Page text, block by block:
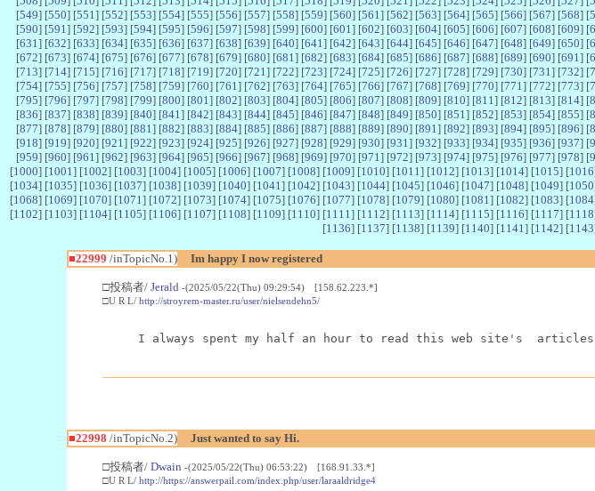
[549] [550] [551 ] [552] [553] [554] [555] [556] [557] [558] [559] [560] [561 ] [562] [563] [564] [565] [566] [567] [568] [
[590] [591 ] [592] [593] [594] [595] [596] [597] [598] [599] [600] [601 ] [602] [603] [604] [605] [606] [607] [608] [609] [
[631 ] [632] [633] [634] [635] [636] [637] [638] [639] [640] [641 ] [642] [643] [644] [645] [646] [647] [648] [649] [650] [
[672] [673] [674] [675] [676] [677] [678] [679] [680] [681 ] [682] [683] [684] [685] [686] [687] [688] [689] [690] [691 ] [
[713] [714] [715] [716] [717] [718] [719] [720] [721 ] [722] [723] [724] [725] [726] [727] [728] [729] [730] [731 ] [732] [
[754] [755] [756] [757] [758] [759] [760] [761 ] [762] [763] [764] [765] [766] [767] [768] [769] [770] [771 ] [772] [773] [
[795] [796] [797] [798] [799] [800] [801 ] [802] [803] [804] [805] [806] [807] [808] [809] [810] [811 ] [812] [813] [814] [
[836] [837] [838] [839] [840] [841 ] [842] [843] [844] [845] [846] [847] [848] [849] [850] [851 ] [852] [853] [854] [855] [
[877] [878] [879] [880] [881 ] [882] [883] [884] [885] [886] [887] [888] [889] [890] [891 ] [892] [893] [894] [895] [896] [
[918] [919] [920] [921 ] [922] [923] [924] [925] [926] [927] [928] [929] [930] [931 ] [932] [933] [934] [935] [936] [937] [
[959] [960] [961 ] [962] [963] [964] [965] [966] [967] [968] [969] [970] [971 ] [972] [973] [974] [975] [976] [977] [978] [
[1000] [1001 ] [1002] [1003] [1004] [1005] [1006] [1007] [1008] [1009] [1010] [1011 ] [1012] [1013] [1014] [1015] [1016
[1034] [1035] [1036] [1037] [1038] [1039] [1040] [1041 ] [1042] [1043] [1044] [1045] [1046] [1047] [1048] [1049] [1050
[1068] [1069] [1070] [1071 ] [1072] [1073] [1074] [1075] [1076] [1077] [1078] [1079] [1080] [1081 ] [1082] [1083] [1084
[1102] [1103] [1104] [1105] [1106] [1107] [1108] [1109] [1110] [1111 ] [1112] [1113] [1114] [1115] [1116] [1117] [1118
[1136] [1137] [1138] [1139] [1140] [1141 ] [1142] [1143
■22999 /inTopicNo.1) Im happy I now registered
□投稿者/ Jerald -(2025/05/22(Thu) 09:29:54) [158.62.223.*]
□U R L/ http://stroyrem-master.ru/user/nielsendehn5/
I always spent my half an hour to read this web site's
■22998 /inTopicNo.2) Just wanted to say Hi.
□投稿者/ Dwain -(2025/05/22(Thu) 06:53:22) [168.91.33.*]
□U R L/ http://https://answerpail.com/index.php/user/laraaldridge4